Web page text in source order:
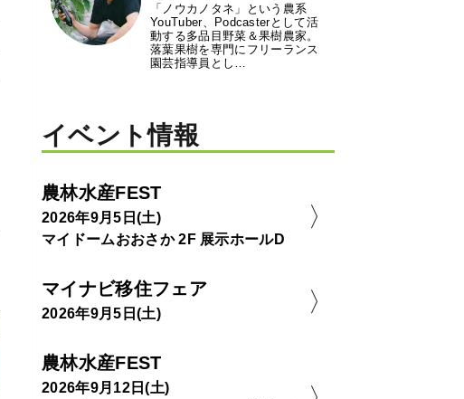
「ノウカノタネ」という農系
YouTuber、Podcasterとして活
動する多品目野菜＆果樹農家。
落葉果樹を専門にフリーランス
園芸指導員とし…
イベント情報
農林水産FEST
2026年9月5日(土)
マイドームおおさか 2F 展示ホールD
マイナビ移住フェア
2026年9月5日(土)
農林水産FEST
2026年9月12日(土)